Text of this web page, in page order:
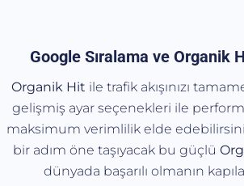
Google Sıralama ve Organik
Organik Hit ile trafik akışınızı
gelişmiş ayar seçenekleri ile
maksimum verimlilik elde
bir adım öne taşıyacak bu güçlü
dünyada başarılı olmanın